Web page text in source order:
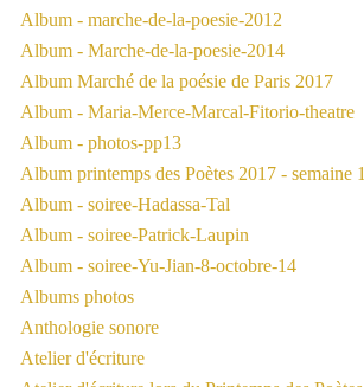
Album - marche-de-la-poesie-2012
Album - Marche-de-la-poesie-2014
Album Marché de la poésie de Paris 2017
Album - Maria-Merce-Marcal-Fitorio-theatre
Album - photos-pp13
Album printemps des Poètes 2017 - semaine 1
Album - soiree-Hadassa-Tal
Album - soiree-Patrick-Laupin
Album - soiree-Yu-Jian-8-octobre-14
Albums photos
Anthologie sonore
Atelier d'écriture